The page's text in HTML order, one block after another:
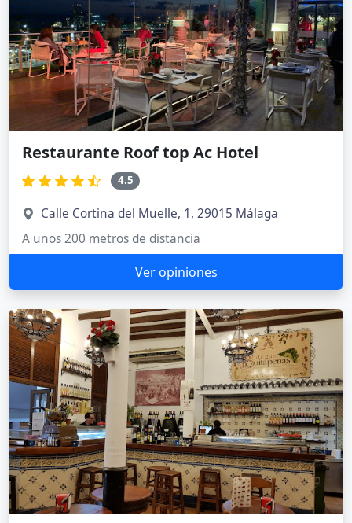
Restaurante Roof top Ac Hotel
4.5
Calle Cortina del Muelle, 1, 29015 Málaga
A unos 200 metros de distancia
Ver opiniones